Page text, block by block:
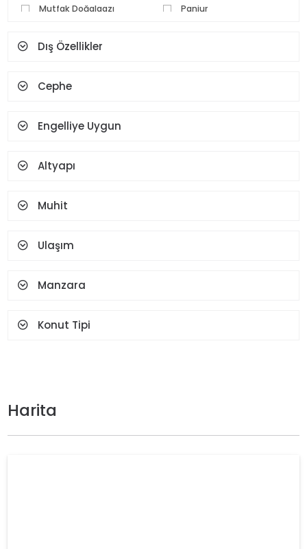
Mutfak Doğalgazı
Panjur
Seramik Zemin
Şömine
Yüz Tanıma Ve Parmak
Dış Özellikler
Cephe
Engelliye Uygun
Altyapı
Muhit
Ulaşım
Manzara
Konut Tipi
Harita